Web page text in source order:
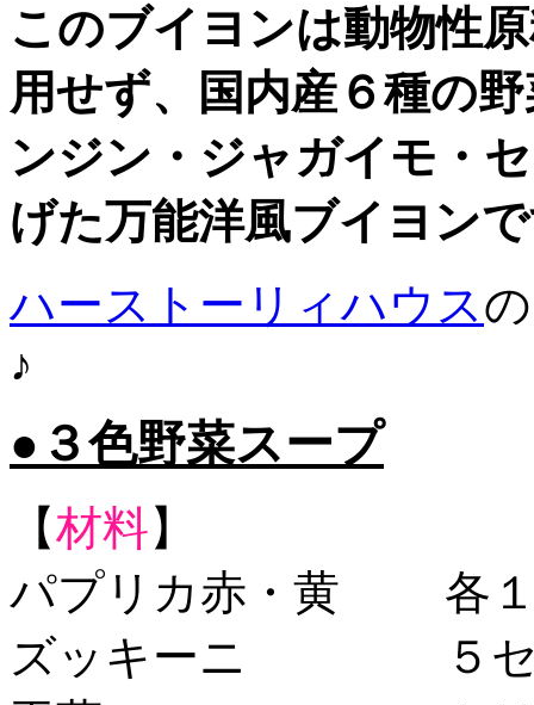
このブイヨンは動物性
用せず、国内産６種の
ンジン・ジャガイモ・
げた万能洋風ブイヨン
ハーストーリィハウス
♪
●３色野菜スープ
【材料】
パプリカ赤・黄 各１
ズッキーニ ５セン